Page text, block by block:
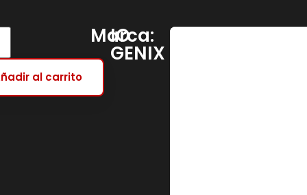
al carrito
Marca:
IO
GENIX